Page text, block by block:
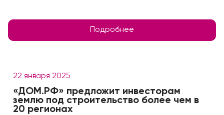
Подробнее
22 января 2025
«ДОМ.PФ» предложит инвесторам
землю под строительство более чем в
20 регионах